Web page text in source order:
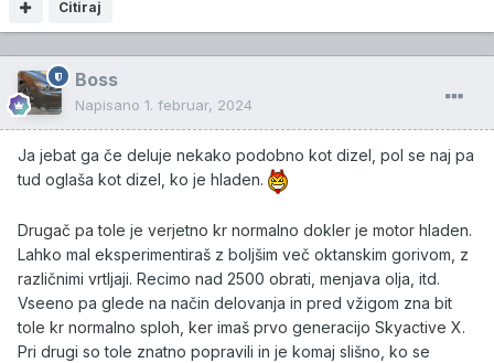
Citiraj
Boss
Napisano 1. februar, 2024
Ja jebat ga če deluje nekako podobno kot dizel, pol se naj pa
tud oglaša kot dizel, ko je hladen.
Drugač pa tole je verjetno kr normalno dokler je motor hladen.
Lahko mal eksperimentiraš z boljšim več oktanskim gorivom, z
različnimi vrtljaji. Recimo nad 2500 obrati, menjava olja, itd.
Vseeno pa glede na način delovanja in pred vžigom zna bit
tole kr normalno sploh, ker imaš prvo generacijo Skyactive X.
Pri drugi so tole znatno popravili in je komaj slišno, ko se